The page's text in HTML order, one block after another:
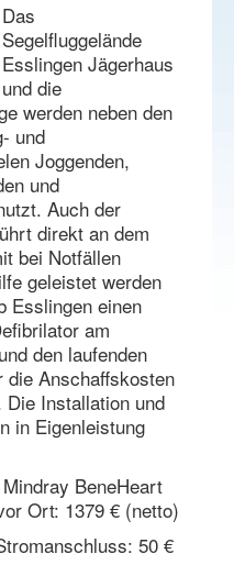
Das
Segelfluggelände
Esslingen Jägerhaus
und die
werden neben den
und
Joggenden,
und
Auch der
direkt an dem
bei Notfällen
geleistet werden
Esslingen einen
am
den laufenden
Anschaffskosten
Die Installation und
in Eigenleistung
BeneHeart
Ort: 1379 € (netto)
50 €